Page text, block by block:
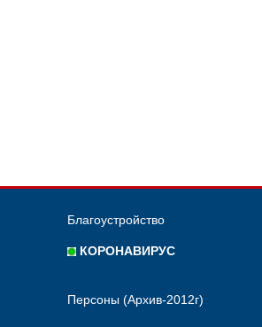
Благоустройство
КОРОНАВИРУС
Персоны (Архив-2012г)